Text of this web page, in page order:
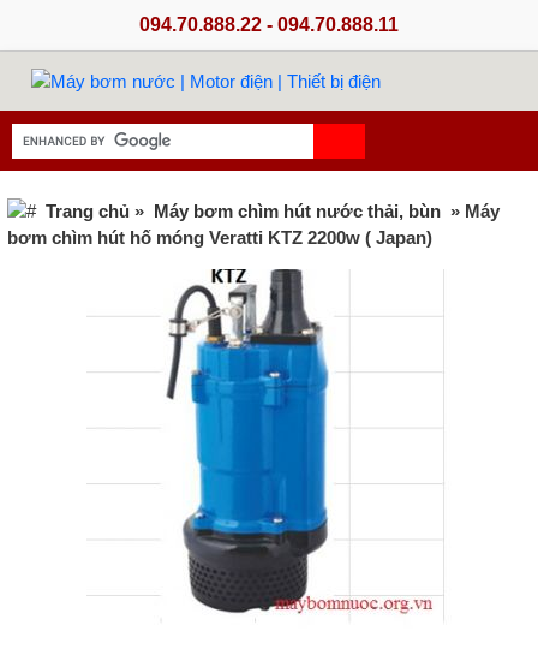
094.70.888.22 - 094.70.888.11
Trang chủ » Máy bơm chìm hút nước thải, bùn » Máy
bơm chìm hút hố móng Veratti KTZ 2200w ( Japan)